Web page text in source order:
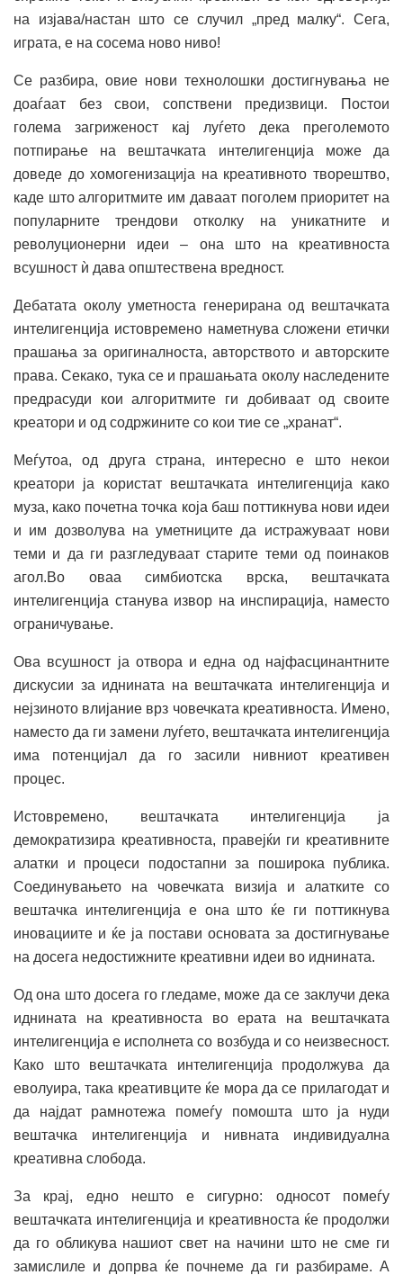
на изјава/настан што се случил „пред малку“. Сега,
играта, е на сосема ново ниво!
Се разбира, овие нови технолошки достигнувања не
доаѓаат без свои, сопствени предизвици. Постои
голема загриженост кај луѓето дека преголемото
потпирање на вештачката интелигенција може да
доведе до хомогенизација на креативното творештво,
каде што алгоритмите им даваат поголем приоритет на
популарните трендови отколку на уникатните и
револуционерни идеи – она што на креативноста
всушност ѝ дава општествена вредност.
Дебатата околу уметноста генерирана од вештачката
интелигенција истовремено наметнува сложени етички
прашања за оригиналноста, авторството и авторските
права. Секако, тука се и прашањата околу наследените
предрасуди кои алгоритмите ги добиваат од своите
креатори и од содржините со кои тие се „хранат“.
Меѓутоа, од друга страна, интересно е што некои
креатори ја користат вештачката интелигенција како
муза, како почетна точка која баш поттикнува нови идеи
и им дозволува на уметниците да истражуваат нови
теми и да ги разгледуваат старите теми од поинаков
агол.Во оваа симбиотска врска, вештачката
интелигенција станува извор на инспирација, наместо
ограничување.
Ова всушност ја отвора и една од најфасцинантните
дискусии за иднината на вештачката интелигенција и
нејзиното влијание врз човечката креативноста. Имено,
наместо да ги замени луѓето, вештачката интелигенција
има потенцијал да го засили нивниот креативен
процес.
Истовремено, вештачката интелигенција ја
демократизира креативноста, правејќи ги креативните
алатки и процеси подостапни за поширока публика.
Соединувањето на човечката визија и алатките со
вештачка интелигенција е она што ќе ги поттикнува
иновациите и ќе ја постави основата за достигнување
на досега недостижните креативни идеи во иднината.
Од она што досега го гледаме, може да се заклучи дека
иднината на креативноста во ерата на вештачката
интелигенција е исполнета со возбуда и со неизвесност.
Како што вештачката интелигенција продолжува да
еволуира, така креативците ќе мора да се прилагодат и
да најдат рамнотежа помеѓу помошта што ја нуди
вештачка интелигенција и нивната индивидуална
креативна слобода.
За крај, едно нешто е сигурно: односот помеѓу
вештачката интелигенција и креативноста ќе продолжи
да го обликува нашиот свет на начини што не сме ги
замислиле и допрва ќе почнеме да ги разбираме. А